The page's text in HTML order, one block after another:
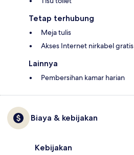
Tetap terhubung
Meja tulis
Akses Internet nirkabel gratis
Lainnya
Pembersihan kamar harian
Biaya & kebijakan
Kebijakan